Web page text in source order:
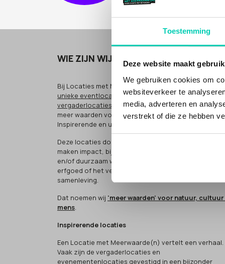
Toestemming
Deze website maakt
We gebruiken cookies om
websiteverkeer te
media, adverteren en
verstrekt of die ze hebben
WIE ZIJN WIJ
Bij Locaties met Meerwaarde(n) vind je
unieke eventlocatiesenbijzondereeninspirerende
vergaderlocaties voor zakelijke bijeenkomsten, met
meer waarden voor cultuur, natuur of mens.
Inspirerende en unieke plekken.
Deze locaties doen méér (people, planet, profit). Ze
maken impact, bijvoorbeeld door sociaal
en/of duurzaam werken, het bewaken van cultureel
erfgoed of het verbinden van groepen in de
samenleving.
Dat noemen wij 'meer waarden' voor natuur,
mens.
Inspirerende locaties
Een Locatie met Meerwaarde(n) vertelt een verhaal.
Vaak zijn de vergaderlocaties en
evenementenlocaties gevestigd in een bijzonder